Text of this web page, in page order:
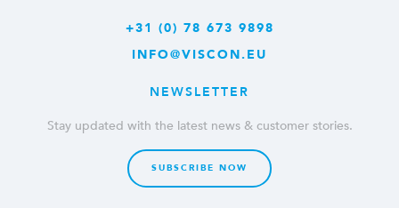
+31 (0) 78 673 9898
INFO@VISCON.EU
NEWSLETTER
Stay updated with the latest news & customer stories.
SUBSCRIBE NOW